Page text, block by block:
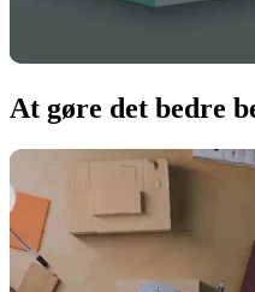
At gøre det bedre